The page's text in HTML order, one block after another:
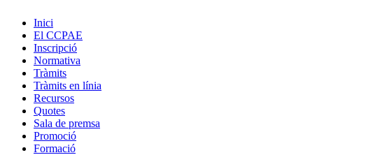
Inici
El CCPAE
Inscripció
Normativa
Tràmits
Tràmits en línia
Recursos
Quotes
Sala de premsa
Promoció
Formació